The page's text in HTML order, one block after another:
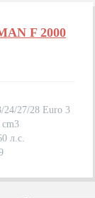
F 2000
24/27/28 Euro 3
cm3
л.с.